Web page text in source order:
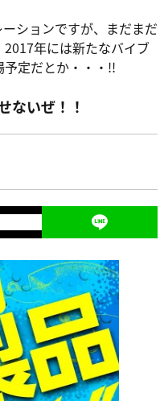
ションですが、まだまだ
年には新たなバイブ
予定だとか・・・!!
ないぜ！！